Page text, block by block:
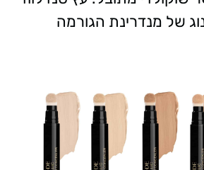
של מנדרינת הגורמה